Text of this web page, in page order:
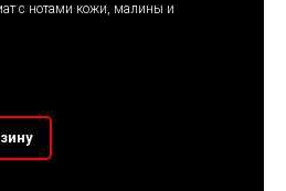
с нотами кожи, малины и